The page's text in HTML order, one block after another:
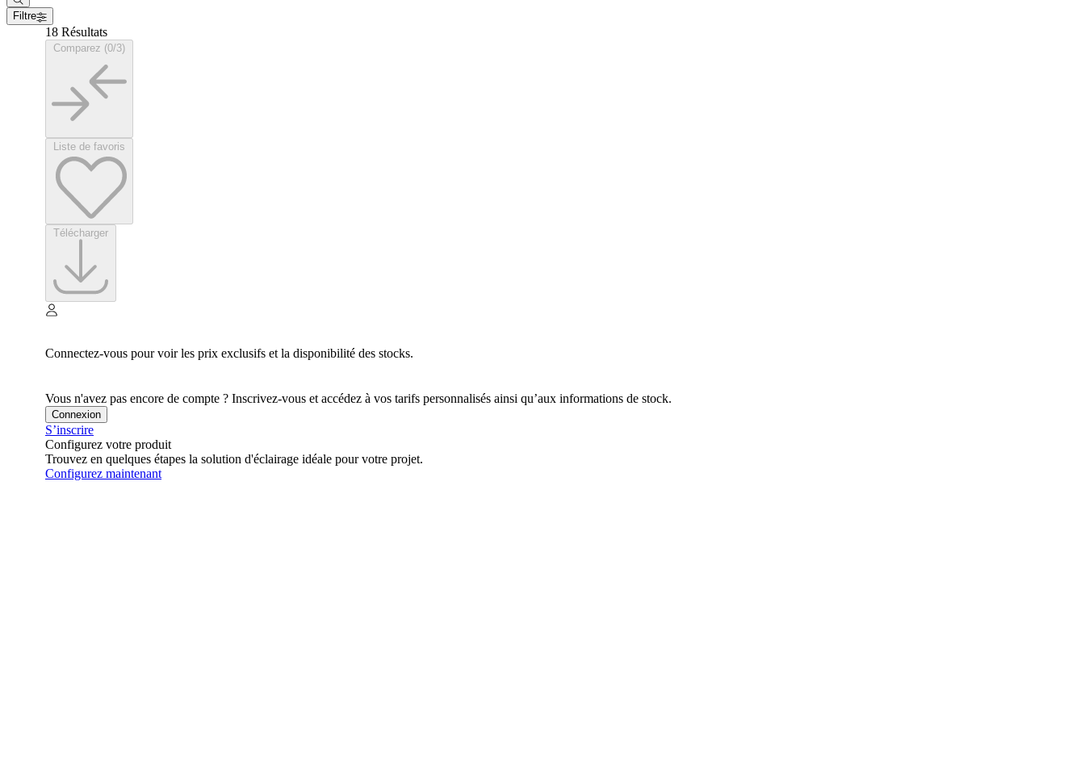
Filtre
18 Résultats
Connectez-vous pour voir les prix exclusifs et la disponibilité des stocks.
Vous n'avez pas encore de compte ? Inscrivez-vous et accédez à vos tarifs personnalisés ainsi qu’aux informations de stock.
Connexion
S’inscrire
Configurez votre produit
Trouvez en quelques étapes la solution d'éclairage idéale pour votre projet.
Configurez maintenant